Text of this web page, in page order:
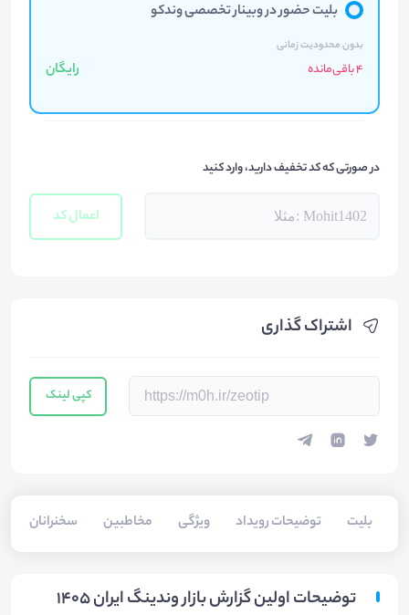
اشتراک گذاری
کپی لینک
بلیت‌ توضیحات رویداد ویژگی مخاطبین سخنرانان
بلیت حضور در وبینار تخصصی وندکو
بدون محدودیت زمانی
4 باقی‌مانده رایگان
در صورتی که کد تخفیف دارید، وارد کنید
اعمال کد
توضیحات اولین گزارش بازار وندینگ ایران ۱۴۰۵